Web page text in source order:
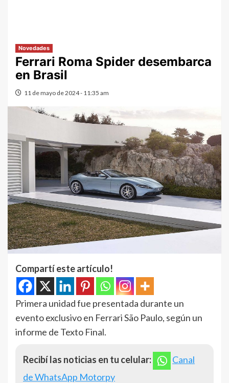
Novedades
Ferrari Roma Spider desembarca
en Brasil
11 de mayo de 2024 - 11:35 am
Compartí este artículo!
Primera unidad fue presentada durante un
evento exclusivo en Ferrari São Paulo, según un
informe de Texto Final.
Recibí las noticias en tu celular:
Canal
de WhatsApp Motorpy